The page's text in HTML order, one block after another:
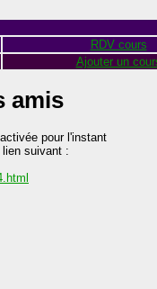
RDV cours
Ajouter un
amis
pour l'instant
suivant :